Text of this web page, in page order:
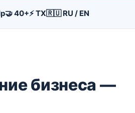
🤝 40+⚡ TX🇷🇺 RU / EN
бизнеса —